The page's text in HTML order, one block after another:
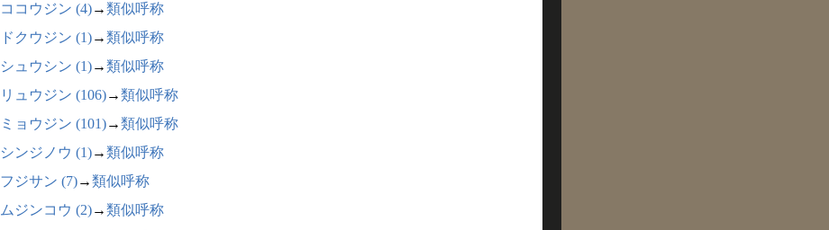
ココウジン (4)→類似呼称
ドクウジン (1)→類似呼称
シュウシン (1)→類似呼称
リュウジン (106)→類似呼称
ミョウジン (101)→類似呼称
シンジノウ (1)→類似呼称
フジサン (7)→類似呼称
ムジンコウ (2)→類似呼称